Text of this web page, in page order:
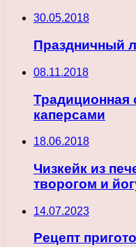
30.05.2018
Праздничный
08.11.2018
Традиционная
каперсами
18.06.2018
Чизкейк из
творогом и
14.07.2023
Рецепт